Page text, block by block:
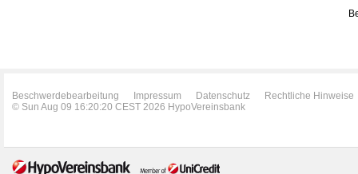
Beschwerdebearbeitung Impressum Datenschutz
Rechtliche Hinweise
© Sun Aug 09 16:20:20 CEST 2026 HypoVereinsbank